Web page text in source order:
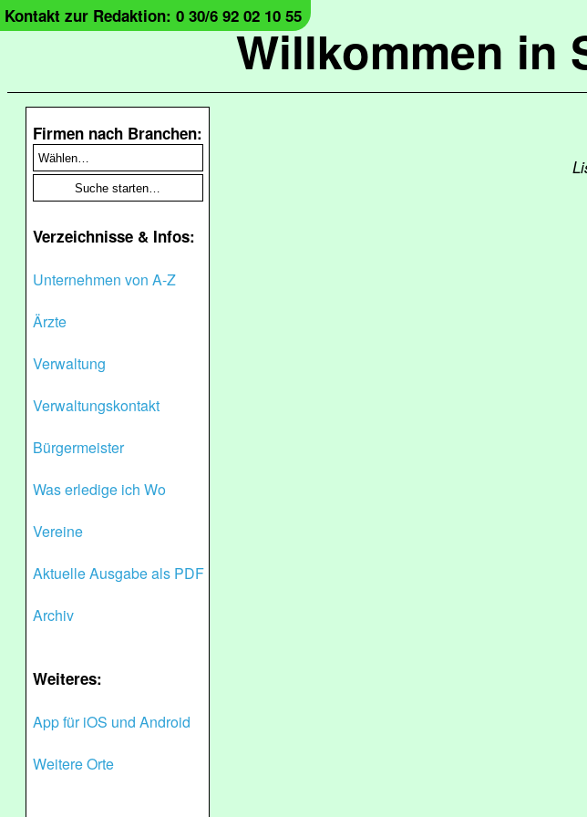
Willkommen in
Kontakt zur Redaktion: 0 30/6 92 02 10 55
Firmen nach Branchen:
Verzeichnisse & Infos:
Unternehmen von A-Z
Ärzte
Verwaltung
Verwaltungskontakt
Bürgermeister
Was erledige ich Wo
Vereine
Aktuelle Ausgabe als PDF
Archiv
Weiteres:
App für iOS und Android
Weitere Orte